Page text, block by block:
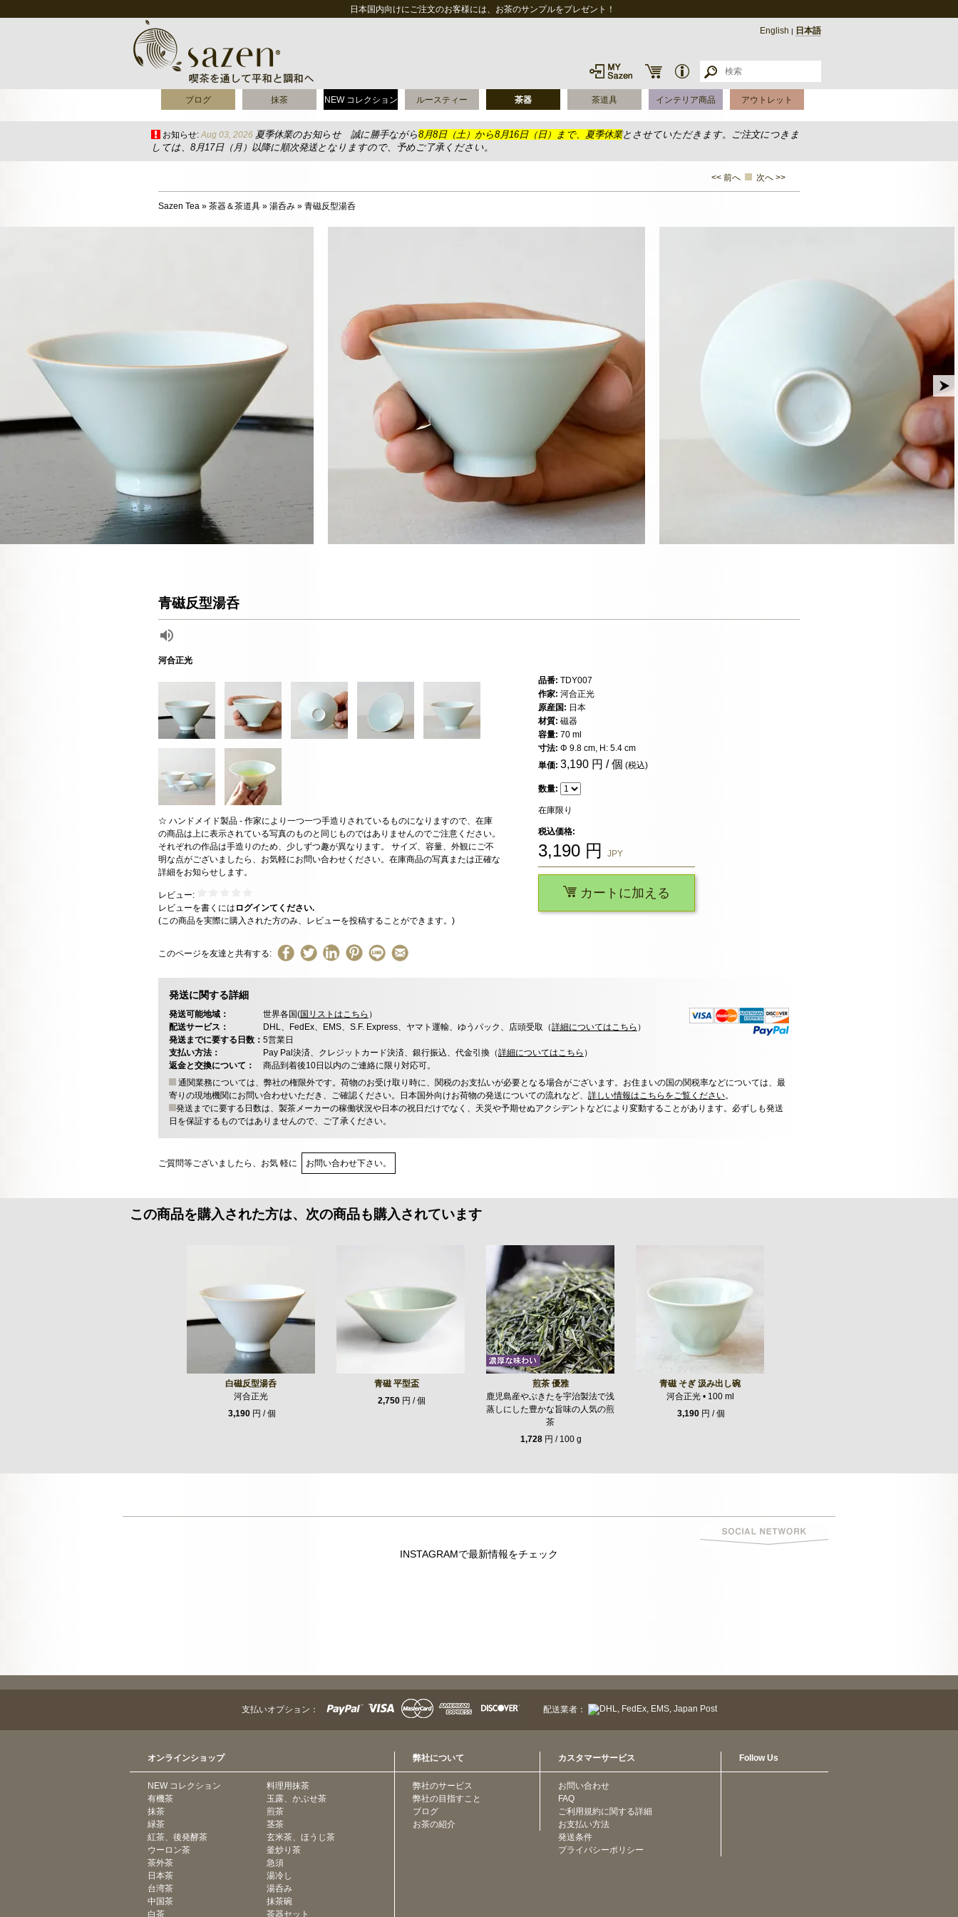
日本国内向けにご注文のお客様には、お茶のサンプルをプレゼント！
English | 日本語
ブログ 抹茶 NEW コレクション ルースティー 茶器 茶道具 インテリア商品 アウトレット
お知らせ: Aug 03, 2026 夏季休業のお知らせ 誠に勝手ながら8月8日（土）から8月16日（日）まで、夏季休業とさせていただきます。ご注文につきま
しては、8月17日（月）以降に順次発送となりますので、予めご了承ください。
<< 前へ 次へ >>
Sazen Tea » 茶器＆茶道具 » 湯呑み » 青磁反型湯呑
青磁反型湯呑
河合正光
☆ ハンドメイド製品 - 作家により一つ一つ手造りされているものになりますので、在庫
の商品は上に表示されている写真のものと同じものではありませんのでご注意ください。
それぞれの作品は手造りのため、少しずつ趣が異なります。 サイズ、容量、外観にご不
明な点がございましたら、お気軽にお問い合わせください。在庫商品の写真または正確な
詳細をお知らせします。
レビュー:
レビューを書くには ログインてください.
(この商品を実際に購入された方のみ、レビューを投稿することができます。)
このページを友達と共有する:
品番: TDY007
作家: 河合正光
原産国: 日本
材質: 磁器
容量: 70 ml
寸法: Φ 9.8 cm, H: 5.4 cm
単価: 3,190 円 / 個 (税込)
数量:
在庫限り
税込価格:
3,190 円 JPY
カートに加える
発送に関する詳細
発送可能地域： 世界各国(国リストはこちら ）
配送サービス：
DHL、FedEx、EMS、S.F. Express、ヤマト運輸、ゆうパック、店頭受取（詳細についてはこちら ）
発送までに要する日数： 5営業日
支払い方法：
Pay Pal決済、クレジットカード決済、銀行振込、代金引換（詳細についてはこちら ）
返金と交換について：
商品到着後10日以内のご連絡に限り対応可。
通関業務については、弊社の権限外です。荷物のお受け取り時に、関税のお支払いが必要となる場合がございます。お住まいの国の関税率などについては、最
寄りの現地機関にお問い合わせいただき、ご確認ください。日本国外向けお荷物の発送についての流れなど、 詳しい情報はこちらをご覧ください。
発送までに要する日数は、製茶メーカーの稼働状況や日本の祝日だけでなく、天災や予期せぬアクシデントなどにより変動することがあります。必ずしも発送
日を保証するものではありませんので、ご了承ください。
ご質問等ございましたら、お気 軽に お問い合わせ下さい。
この商品を購入された方は、次の商品も購入されています
白磁反型湯呑
河合正光
3,190円 / 個
青磁 平型盃
2,750円 / 個
煎茶 優雅
鹿児島産やぶきたを宇治製法で浅
蒸しにした豊かな旨味の人気の煎
茶
1,728 円 / 100 g
青磁 そぎ 汲み出し碗
河合正光 • 100 ml
3,190円 / 個
INSTAGRAMで最新情報をチェック
支払いオプション： 配送業者：
オンラインショップ
NEW コレクション
有機茶
抹茶
緑茶
紅茶、後発酵茶
ウーロン茶
茶外茶
日本茶
台湾茶
中国茶
白茶
料理用抹茶
玉露、かぶせ茶
煎茶
茎茶
玄米茶、ほうじ茶
釜炒り茶
急須
湯冷し
湯呑み
抹茶碗
茶器セット
弊社について
弊社のサービス
弊社の目指すこと
ブログ
お茶の紹介
カスタマーサービス
お問い合わせ
FAQ
ご利用規約に関する詳細
お支払い方法
発送条件
プライバシーポリシー
Follow Us